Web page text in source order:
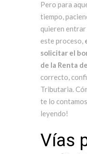
Pero para
tiempo,
quieren entrar
este proceso,
solicitar el
de la Renta
correcto,
Tributaria.
te lo
leyendo!
Vías